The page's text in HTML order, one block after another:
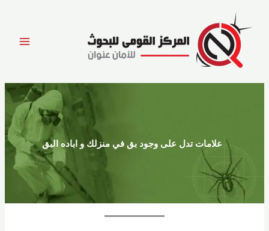
المحتوى
علامات تدل على وجود بق في منزلك و اباده البق